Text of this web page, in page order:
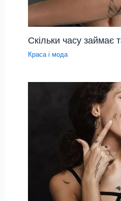
Скільки часу займає
Краса і мода